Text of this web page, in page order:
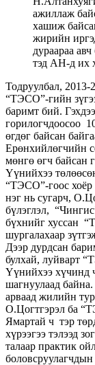
ажиллаж
хашиж
жирийн
дураараа
тэд АН-д их
Тодруулбал,
“ТЭСО”-гийн
баримт бий.
горилогчдоосоо
өгдөг байсан
Ерөнхийлөгчийн
мөнгө өгч байсан
Үүнийхээ
“ТЭСО”-гоос хоёр
нэг нь сугарч,
бүлэглэл,
бүхнийг хуссан
шургалахаар
Дээр дурдсан
булхай, луйварт
Үүнийхээ хүчинд
шагнуулаад
арваад жилийн
О.Цогтгэрэл ба
Ямартай ч тэр
хүрээгээ тэлээд
талаар практик
боловсруулагчдын